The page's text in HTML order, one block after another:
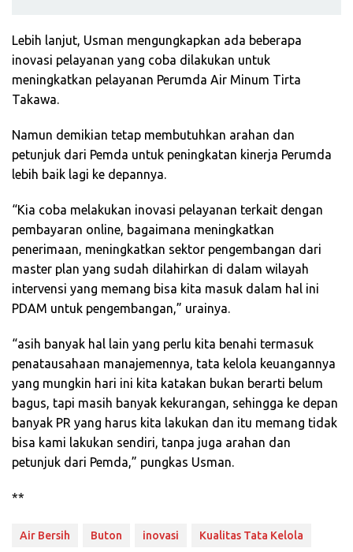
Lebih lanjut, Usman mengungkapkan ada beberapa
inovasi pelayanan yang coba dilakukan untuk
meningkatkan pelayanan Perumda Air Minum Tirta
Takawa.
Namun demikian tetap membutuhkan arahan dan
petunjuk dari Pemda untuk peningkatan kinerja Perumda
lebih baik lagi ke depannya.
“Kia coba melakukan inovasi pelayanan terkait dengan
pembayaran online, bagaimana meningkatkan
penerimaan, meningkatkan sektor pengembangan dari
master plan yang sudah dilahirkan di dalam wilayah
intervensi yang memang bisa kita masuk dalam hal ini
PDAM untuk pengembangan,” urainya.
“asih banyak hal lain yang perlu kita benahi termasuk
penatausahaan manajemennya, tata kelola keuangannya
yang mungkin hari ini kita katakan bukan berarti belum
bagus, tapi masih banyak kekurangan, sehingga ke depan
banyak PR yang harus kita lakukan dan itu memang tidak
bisa kami lakukan sendiri, tanpa juga arahan dan
petunjuk dari Pemda,” pungkas Usman.
**
Air Bersih Buton inovasi Kualitas Tata Kelola